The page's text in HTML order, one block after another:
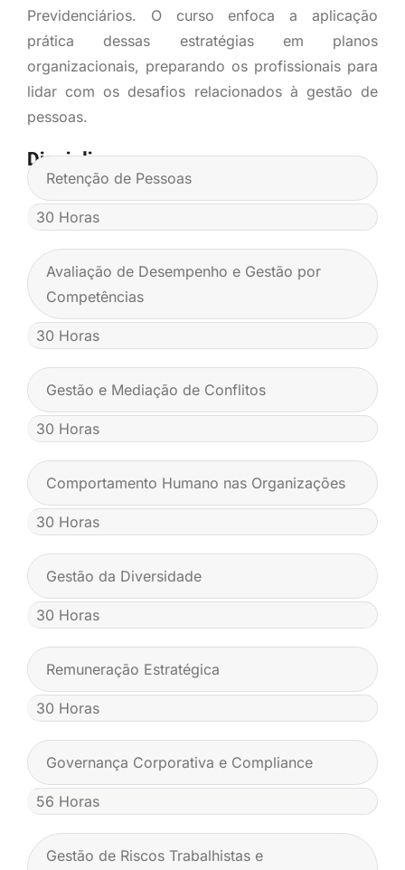
Previdenciários. O curso enfoca a aplicação
prática dessas estratégias em planos
organizacionais, preparando os profissionais para
lidar com os desafios relacionados à gestão de
pessoas.
Disciplinas
Retenção de Pessoas
30 Horas
Avaliação de Desempenho e Gestão por
Competências
30 Horas
Gestão e Mediação de Conflitos
30 Horas
Comportamento Humano nas Organizações
30 Horas
Gestão da Diversidade
30 Horas
Remuneração Estratégica
30 Horas
Governança Corporativa e Compliance
56 Horas
Gestão de Riscos Trabalhistas e